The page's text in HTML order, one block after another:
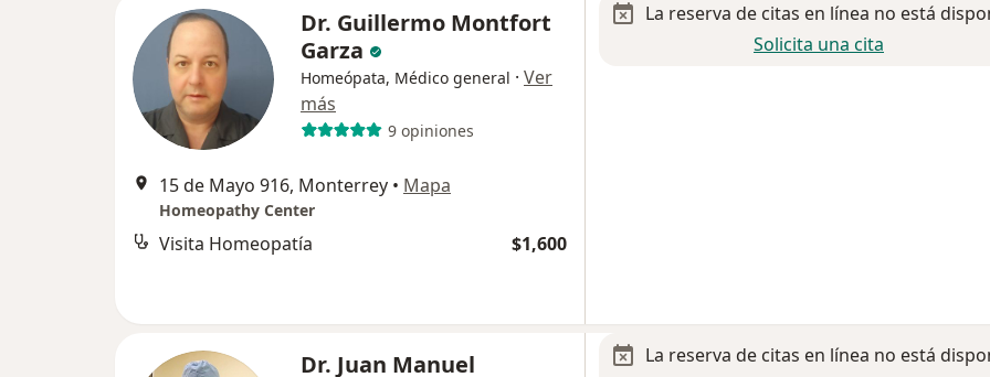
Dr. Guillermo Montfort
Garza
Homeópata, Médico general · Ver
más
9 opiniones
15 de Mayo 916, Monterrey • Mapa
Homeopathy Center
Visita Homeopatía $1,600
La reserva de citas en línea no está
Solicita una cita
Dr. Juan Manuel
La reserva de citas en línea no está